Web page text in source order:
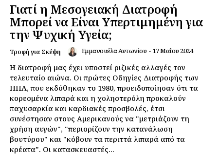
Γιατί η Μεσογειακή Διατροφή
Μπορεί να Είναι Υπερτιμημένη για
την Ψυχική Υγεία;
Τροφή για Σκέψη Εμμανουέλα Αντωνίου - 17 Μαΐου 2024
Η διατροφή μας έχει υποστεί ριζικές αλλαγές τον
τελευταίο αιώνα. Οι πρώτες Οδηγίες Διατροφής των
ΗΠΑ, που εκδόθηκαν το 1980, προειδοποίησαν ότι τα
κορεσμένα λιπαρά και η χοληστερόλη προκαλούν
παχυσαρκία και καρδιακές προσβολές, έτσι
συνέστησαν στους Αμερικανούς να "μετριάζουν τη
χρήση αυγών", "περιορίζουν την κατανάλωση
βουτύρου" και "κόβουν τα περιττά λιπαρά από τα
κρέατα". Οι κατασκευαστές...